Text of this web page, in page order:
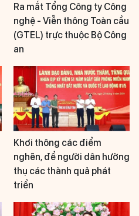
Ra mắt Tổng Công ty Công
nghệ - Viễn thông Toàn cầu
(GTEL) trực thuộc Bộ Công
an
Khơi thông các điểm
nghẽn, để người dân hưởng
thụ các thành quả phát
triển